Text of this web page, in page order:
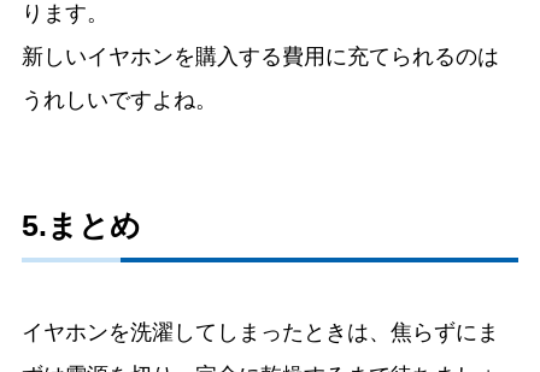
ります。
新しいイヤホンを購入する費用に充てられるのは
うれしいですよね。
5.まとめ
イヤホンを洗濯してしまったときは、焦らずにま